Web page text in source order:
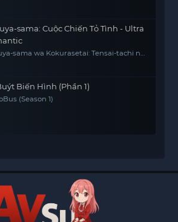
sama: Cuộc Chiến Tỏ Tình - Ultra
sama wa Kokurasetai: Tensai-tachi no
Biến Hình (Phần 1)
(Season 1)